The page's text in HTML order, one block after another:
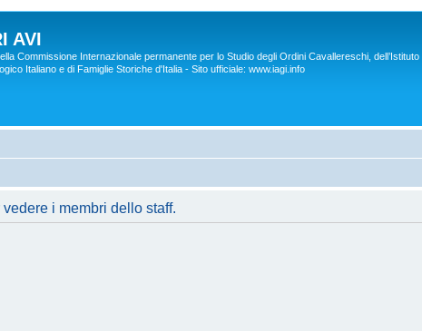
AVI
Commissione Internazionale permanente per lo Studio degli Ordini Cavallereschi, dell’Istituto
Italiano e di Famiglie Storiche d'Italia - Sito ufficiale: www.iagi.info
i membri dello staff.